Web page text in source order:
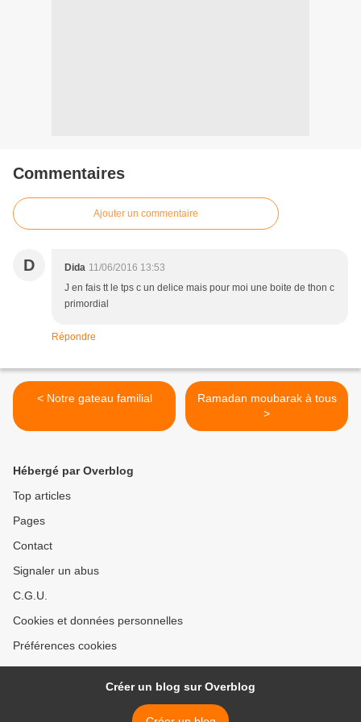
Commentaires
Ajouter un commentaire
D Dida 11/06/2016 13:53
J en fais tt le tps c un delice mais pour moi une boite de thon c
primordial
Répondre
< Notre gateau familial
Ramadan moubarak à tous
>
Hébergé par Overblog
Top articles
Pages
Contact
Signaler un abus
C.G.U.
Cookies et données personnelles
Préférences cookies
Créer un blog sur Overblog